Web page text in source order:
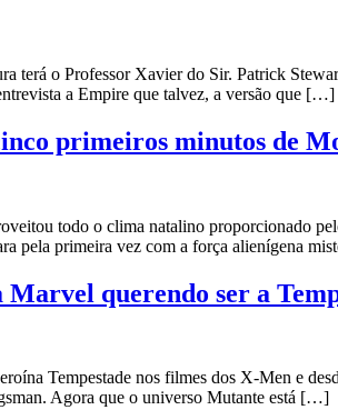
o Professor Xavier do Sir. Patrick
a Empire que talvez, a versão que […]
primeiros minutos de
todo o clima natalino proporcionado
pela primeira vez com a força alienígena
querendo ser a
Tempestade nos filmes dos X-Men e
Agora que o universo Mutante está […]